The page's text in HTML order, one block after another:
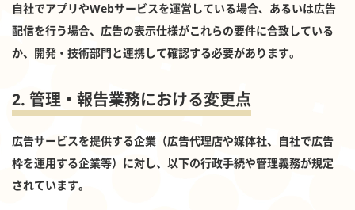
自社でアプリやWebサービスを運営している場合、あるいは広告
配信を行う場合、広告の表示仕様がこれらの要件に合致している
か、開発・技術部門と連携して確認する必要があります。
2. 管理・報告業務における変更点
広告サービスを提供する企業（広告代理店や媒体社、自社で広告
枠を運用する企業等）に対し、以下の行政手続や管理義務が規定
されています。